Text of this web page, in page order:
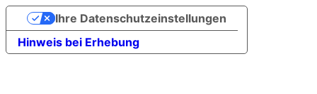
Hinweis bei Erhebung
Ihre Datenschutzeinstellungen